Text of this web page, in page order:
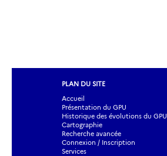
PLAN DU SITE
Accueil
Présentation du GPU
Historique des évolutions du GPU
Cartographie
Recherche avancée
Connexion / Inscription
Services